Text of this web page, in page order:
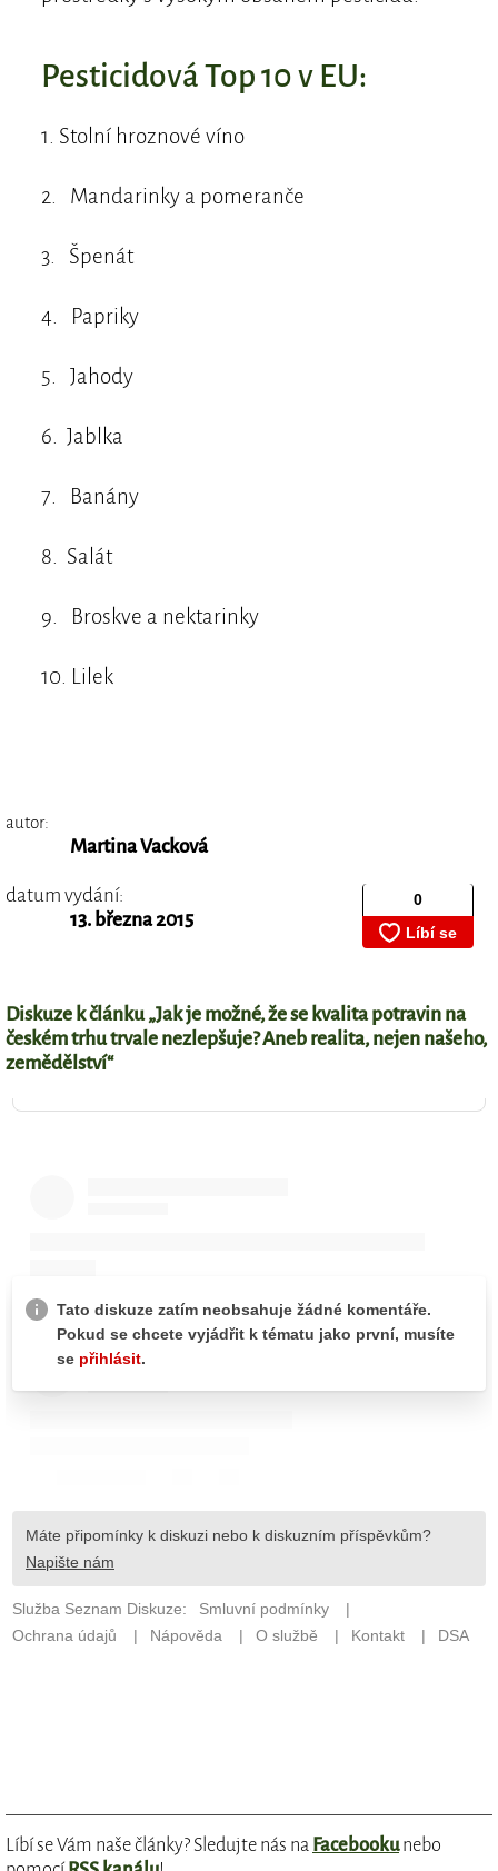
Pesticidová Top 10 v EU:
1. Stolní hroznové víno
2. Mandarinky a pomeranče
3. Špenát
4. Papriky
5. Jahody
6. Jablka
7. Banány
8. Salát
9. Broskve a nektarinky
10. Lilek
autor:
Martina Vacková
datum vydání:
13. března 2015
Diskuze k článku „Jak je možné, že se kvalita potravin na
českém trhu trvale nezlepšuje? Aneb realita, nejen našeho,
zemědělství“
Líbí se Vám naše články? Sledujte nás na Facebookunebo